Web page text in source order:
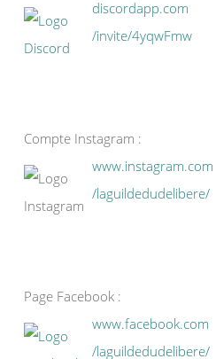
discordapp.com
/invite/4yqwFmw
Compte Instagram :
www.instagram.com
/laguildedudelibere/
Page Facebook :
www.facebook.com
/laguildedudelibere/